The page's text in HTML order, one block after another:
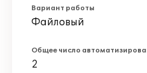
Вариант работы
Файловый
Общее число
2